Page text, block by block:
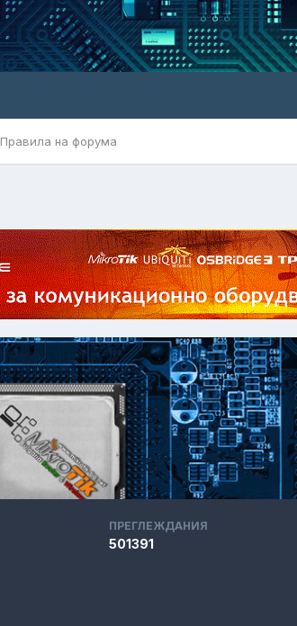
Правила на форума
ПРЕГЛЕЖДАНИЯ
501391